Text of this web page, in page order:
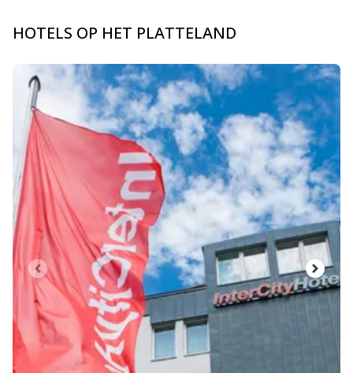
HOTELS OP HET PLATTELAND
Dia 1 van 3